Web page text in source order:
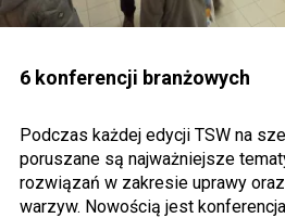
6 konferencji branżowych
Podczas każdej edycji TSW na
poruszane są najważniejsze
rozwiązań w zakresie uprawy
warzyw. Nowością jest